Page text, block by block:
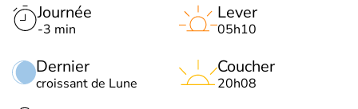
Journée
-3 min
Dernier
croissant de Lune
Lever
05h10
Coucher
20h08